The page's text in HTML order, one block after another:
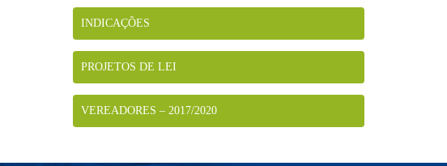
INDICAÇÕES
PROJETOS DE LEI
VEREADORES – 2017/2020